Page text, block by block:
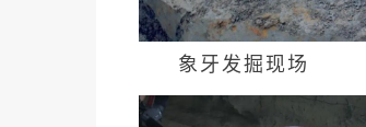
象牙发掘现场